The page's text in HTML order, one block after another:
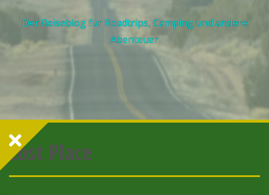
Der Reiseblog für Roadtrips, Camping und andere
Abenteuer
Lost Place